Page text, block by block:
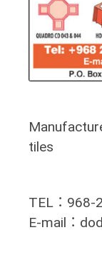
tiles
TEL：968-
E-mail：